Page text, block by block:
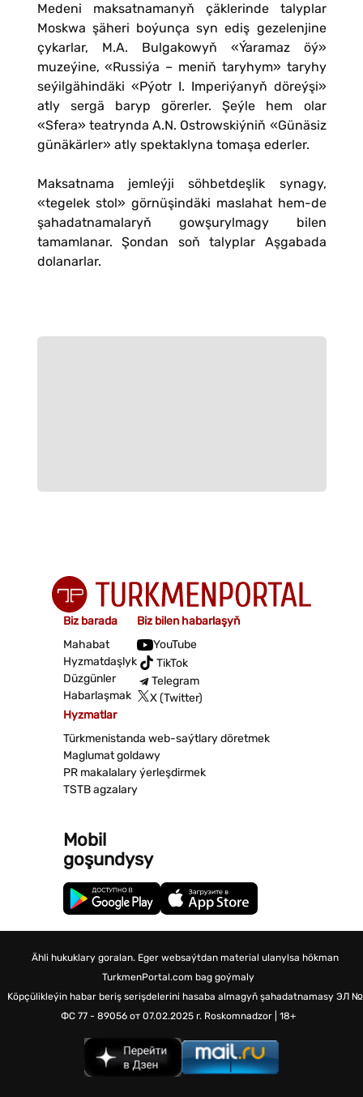
Medeni maksatnamanyň çäklerinde talyplar
Moskwa şäheri boýunça syn ediş gezelenjine
çykarlar, M.A. Bulgakowyň «Ýaramaz öý»
muzeýine, «Russiýa – meniň taryhym» taryhy
seýilgähindäki «Pýotr I. Imperiýanyň döreýşi»
atly sergä baryp görerler. Şeýle hem olar
«Sfera» teatrynda A.N. Ostrowskiýniň «Günäsiz
günäkärler» atly spektaklyna tomaşa ederler.
Maksatnama jemleýji söhbetdeşlik synagy,
«tegelek stol» görnüşindäki maslahat hem-de
şahadatnamalaryň gowşurylmagy bilen
tamamlanar. Şondan soň talyplar Aşgabada
dolanarlar.
Biz barada
Mahabat
Hyzmatdaşlyk
Düzgünler
Habarlaşmak
Biz bilen habarlaşyň
YouTube
TikTok
Telegram
X (Twitter)
Hyzmatlar
Türkmenistanda web-saýtlary döretmek
Maglumat goldawy
PR makalalary ýerleşdirmek
TSTB agzalary
Mobil
goşundysy
Ähli hukuklary goralan. Eger websaýtdan material ulanylsa hökman
TurkmenPortal.com bag goýmaly
Köpçülikleýin habar beriş serişdelerini hasaba almagyň şahadatnamasy ЭЛ №
ФС 77 - 89056 от 07.02.2025 г. Roskomnadzor | 18+